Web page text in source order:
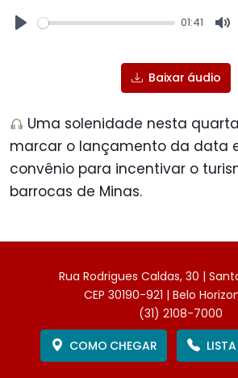
01:41
Baixar áudio
Uma solenidade nesta
marcar o lançamento da data
convênio para incentivar o
barrocas de Minas.
Rua Rodrigues Caldas, 30 |
CEP 30190-921 | Belo
(31) 2108-7000
COMO CHEGAR